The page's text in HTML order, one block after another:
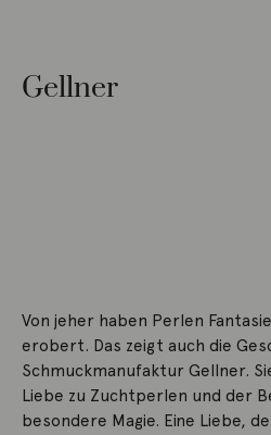
Gellner
Von jeher haben Perlen
erobert. Das zeigt auch die
Schmuckmanufaktur Gellner.
Liebe zu Zuchtperlen und der
besondere Magie. Eine Liebe,